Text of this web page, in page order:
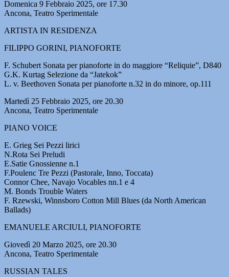
Domenica 9 Febbraio 2025, ore 17.30
Ancona, Teatro Sperimentale
ARTISTA IN RESIDENZA
FILIPPO GORINI, PIANOFORTE
F. Schubert Sonata per pianoforte in do maggiore “Reliquie”, D840
G.K. Kurtag Selezione da “Jatekok”
L. v. Beethoven Sonata per pianoforte n.32 in do minore, op.111
Martedì 25 Febbraio 2025, ore 20.30
Ancona, Teatro Sperimentale
PIANO VOICE
E. Grieg Sei Pezzi lirici
N.Rota Sei Preludi
E.Satie Gnossienne n.1
F.Poulenc Tre Pezzi (Pastorale, Inno, Toccata)
Connor Chee, Navajo Vocables nn.1 e 4
M. Bonds Trouble Waters
F. Rzewski, Winnsboro Cotton Mill Blues (da North American
Ballads)
EMANUELE ARCIULI, PIANOFORTE
Giovedì 20 Marzo 2025, ore 20.30
Ancona, Teatro Sperimentale
RUSSIAN TALES